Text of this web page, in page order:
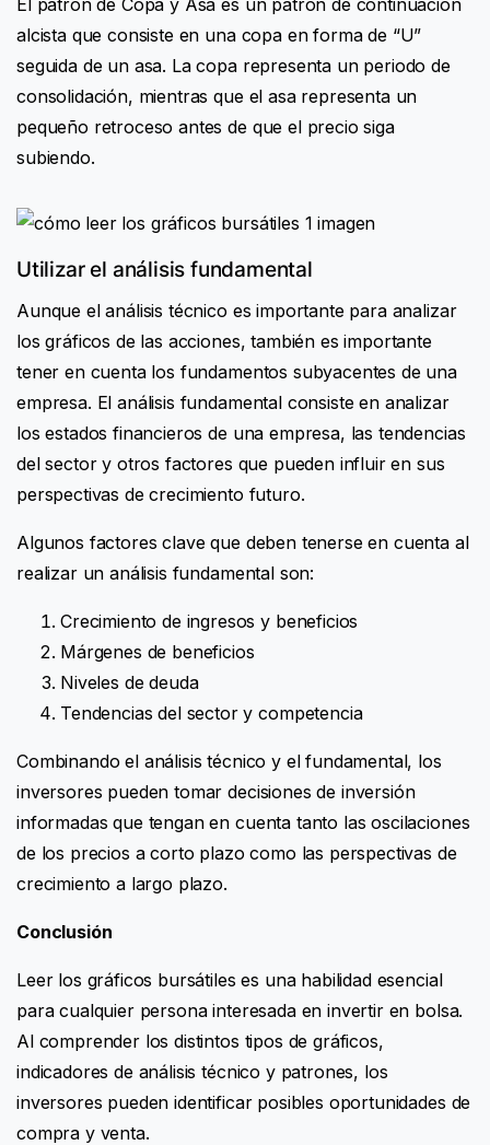
alcista que consiste en una copa en forma de “U”
seguida de un asa. La copa representa un periodo de
consolidación, mientras que el asa representa un
pequeño retroceso antes de que el precio siga
subiendo.
Utilizar el análisis fundamental
Aunque el análisis técnico es importante para analizar
los gráficos de las acciones, también es importante
tener en cuenta los fundamentos subyacentes de una
empresa. El análisis fundamental consiste en analizar
los estados financieros de una empresa, las tendencias
del sector y otros factores que pueden influir en sus
perspectivas de crecimiento futuro.
Algunos factores clave que deben tenerse en cuenta al
realizar un análisis fundamental son:
Crecimiento de ingresos y beneficios
Márgenes de beneficios
Niveles de deuda
Tendencias del sector y competencia
Combinando el análisis técnico y el fundamental, los
inversores pueden tomar decisiones de inversión
informadas que tengan en cuenta tanto las oscilaciones
de los precios a corto plazo como las perspectivas de
crecimiento a largo plazo.
Conclusión
Leer los gráficos bursátiles es una habilidad esencial
para cualquier persona interesada en invertir en bolsa.
Al comprender los distintos tipos de gráficos,
indicadores de análisis técnico y patrones, los
inversores pueden identificar posibles oportunidades de
compra y venta.